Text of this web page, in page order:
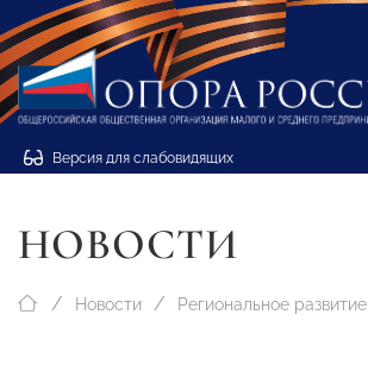
Версия для слабовидящих
НОВОСТИ
Новости Региональное развитие